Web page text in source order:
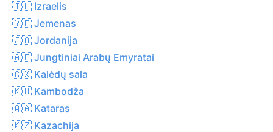
🇮🇱 Izraelis
🇾🇪 Jemenas
🇯🇴 Jordanija
🇦🇪 Jungtiniai Arabų Emyratai
🇨🇽 Kalėdų sala
🇰🇭 Kambodža
🇶🇦 Kataras
🇰🇿 Kazachija